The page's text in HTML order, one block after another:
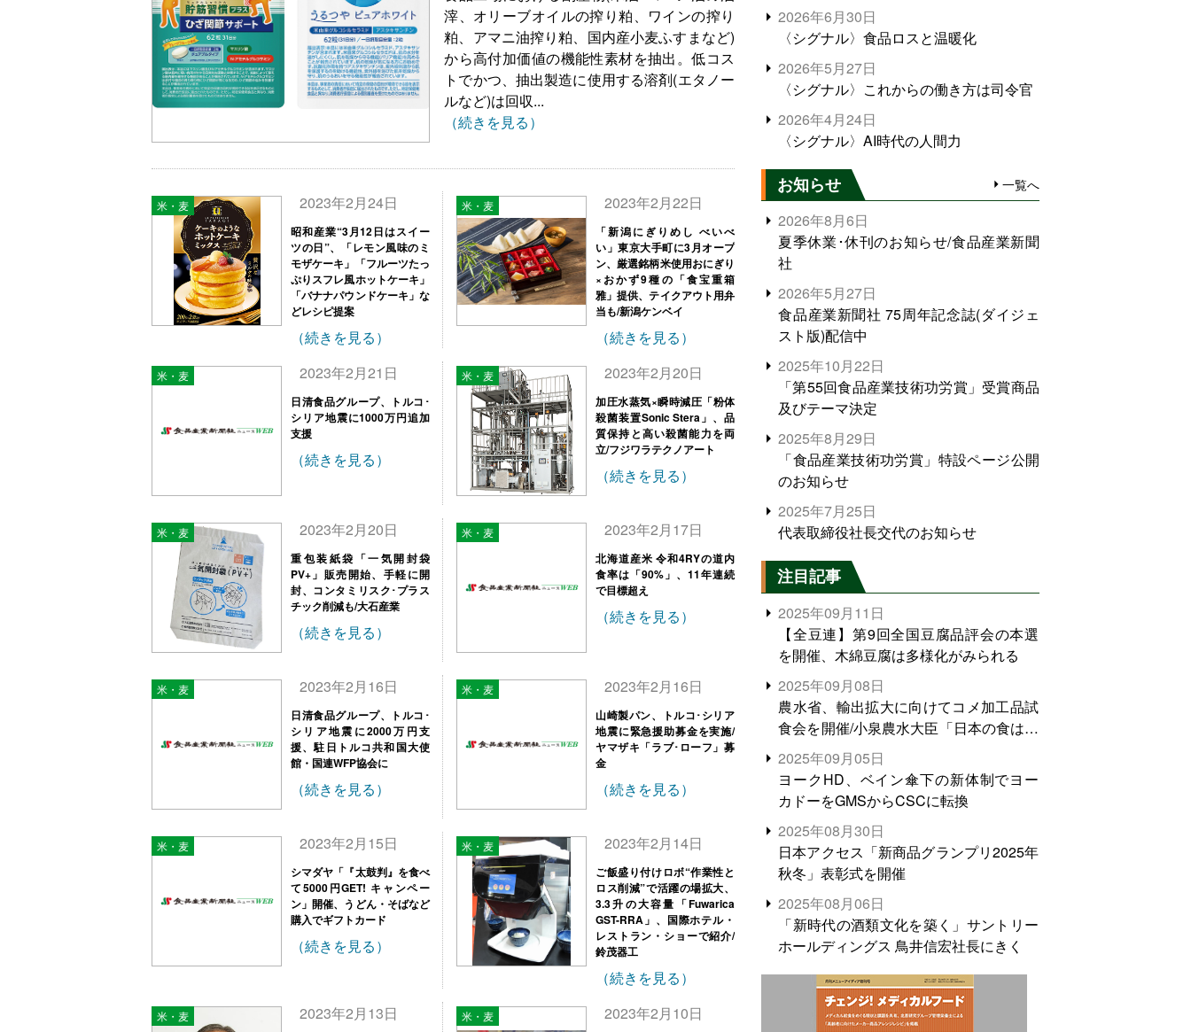
滓、オリーブオイルの搾り粕、ワインの搾り
粕、アマニ油搾り粕、国内産小麦ふすまなど)
から高付加価値の機能性素材を抽出。低コス
トでかつ、抽出製造に使用する溶剤(エタノー
ルなど)は回収...
（続きを見る）
米・麦 2023年2月24日
昭和産業“3月12日はスイー
ツの日”、「レモン風味のミ
モザケーキ」「フルーツたっ
ぷりスフレ風ホットケーキ」
「バナナパウンドケーキ」な
どレシピ提案
（続きを見る）
米・麦 2023年2月22日
「新潟にぎりめし べいべ
い」東京大手町に3月オープ
ン、厳選銘柄米使用おにぎり
×おかず9種の「食宝重箱
雅」提供、テイクアウト用弁
当も/新潟ケンベイ
（続きを見る）
米・麦 2023年2月21日
日清食品グループ、トルコ･
シリア地震に1000万円追加
支援
（続きを見る）
米・麦 2023年2月20日
加圧水蒸気×瞬時減圧「粉体
殺菌装置Sonic Stera」、品
質保持と高い殺菌能力を両
立/フジワラテクノアート
（続きを見る）
米・麦 2023年2月20日
重包装紙袋「一気開封袋
PV+」販売開始、手軽に開
封、コンタミリスク･プラス
チック削減も/大石産業
（続きを見る）
米・麦 2023年2月17日
北海道産米 令和4RYの道内
食率は「90%」、11年連続
で目標超え
（続きを見る）
米・麦 2023年2月16日
日清食品グループ、トルコ･
シリア地震に2000万円支
援、駐日トルコ共和国大使
館・国連WFP協会に
（続きを見る）
米・麦 2023年2月16日
山崎製パン、トルコ･シリア
地震に緊急援助募金を実施/
ヤマザキ「ラブ･ローフ」募
金
（続きを見る）
米・麦 2023年2月15日
シマダヤ「『太鼓判』を食べ
て5000円GET! キャンペー
ン」開催、うどん・そばなど
購入でギフトカード
（続きを見る）
米・麦 2023年2月14日
ご飯盛り付けロボ“作業性と
ロス削減”で活躍の場拡大、
3.3升の大容量「Fuwarica
GST-RRA」、国際ホテル・
レストラン・ショーで紹介/
鈴茂器工
（続きを見る）
米・麦 2023年2月13日 米・麦 2023年2月10日
2026年6月30日
〈シグナル〉食品ロスと温暖化
2026年5月27日
〈シグナル〉これからの働き方は司令官
2026年4月24日
〈シグナル〉AI時代の人間力
お知らせ 一覧へ
2026年8月6日
夏季休業･休刊のお知らせ/食品産業新聞
社
2026年5月27日
食品産業新聞社 75周年記念誌(ダイジェ
スト版)配信中
2025年10月22日
「第55回食品産業技術功労賞」受賞商品
及びテーマ決定
2025年8月29日
「食品産業技術功労賞」特設ページ公開
のお知らせ
2025年7月25日
代表取締役社長交代のお知らせ
注目記事
2025年09月11日
【全豆連】第9回全国豆腐品評会の本選
を開催、木綿豆腐は多様化がみられる
2025年09月08日
農水省、輸出拡大に向けてコメ加工品試
食会を開催/小泉農水大臣「日本の食は世
界でトップをとれる。米増産に向けて、
米輸出需要の拡大を」
2025年09月05日
ヨークHD、ベイン傘下の新体制でヨー
カドーをGMSからCSCに転換
2025年08月30日
日本アクセス「新商品グランプリ2025年
秋冬」表彰式を開催
2025年08月06日
「新時代の酒類文化を築く」サントリー
ホールディングス 鳥井信宏社長にきく